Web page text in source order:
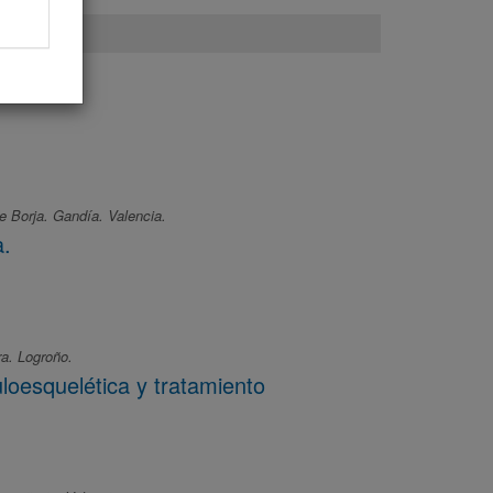
Borja. Gandía. Valencia.
Logroño.
y tratamiento